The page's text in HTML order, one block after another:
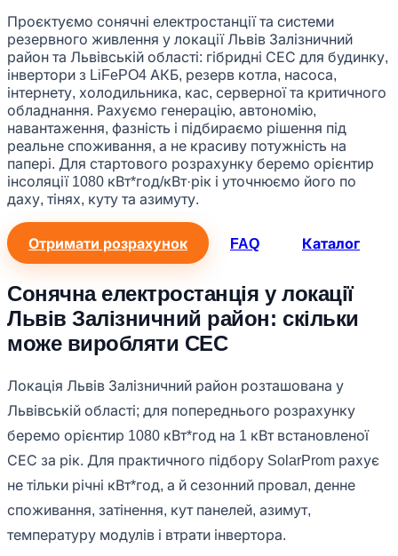
Проєктуємо сонячні електростанції та системи
резервного живлення у локації Львів Залізничний
район та Львівській області: гібридні СЕС для будинку,
інвертори з LiFePO4 АКБ, резерв котла, насоса,
інтернету, холодильника, кас, серверної та критичного
обладнання. Рахуємо генерацію, автономію,
навантаження, фазність і підбираємо рішення під
реальне споживання, а не красиву потужність на
папері. Для стартового розрахунку беремо орієнтир
інсоляції 1080 кВт*год/кВт·рік і уточнюємо його по
даху, тінях, куту та азимуту.
Отримати розрахунок FAQ Каталог
Сонячна електростанція у локації
Львів Залізничний район: скільки
може виробляти СЕС
Локація Львів Залізничний район розташована у
Львівській області; для попереднього розрахунку
беремо орієнтир 1080 кВт*год на 1 кВт встановленої
СЕС за рік. Для практичного підбору SolarProm рахує
не тільки річні кВт*год, а й сезонний провал, денне
споживання, затінення, кут панелей, азимут,
температуру модулів і втрати інвертора.